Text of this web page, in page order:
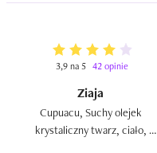
3,9 na 5 42 opinie
Ziaja
Cupuacu, Suchy olejek
krystaliczny twarz, ciało,